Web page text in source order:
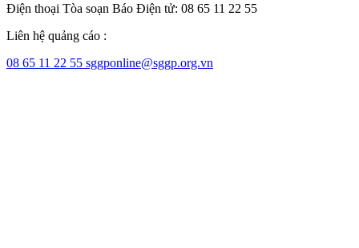
Điện thoại Tòa soạn Báo Điện tử: 08 65 11 22 55
Liên hệ quảng cáo :
08 65 11 22 55 sggponline@sggp.org.vn